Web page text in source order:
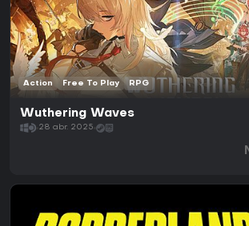
Action Free To Play RPG
Wuthering Waves
28 abr. 2025